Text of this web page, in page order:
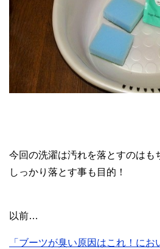
今回の洗濯は汚れを落とすのはも
しっかり落とす事も目的！
以前…
「ブーツが臭い原因はこれ！に